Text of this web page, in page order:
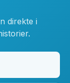
direkte i